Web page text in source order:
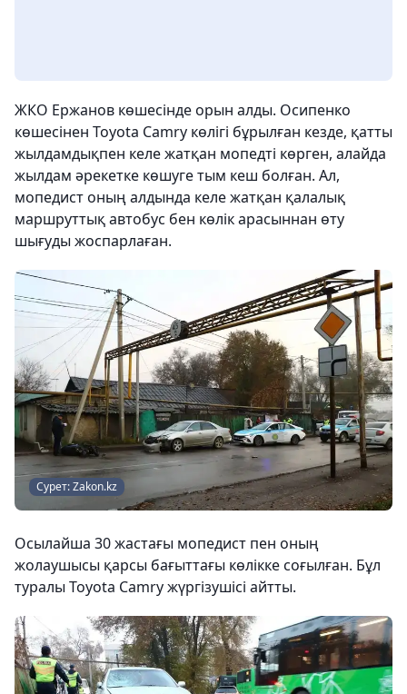
ЖКО Ержанов көшесінде орын алды. Осипенко
көшесінен Toyota Camry көлігі бұрылған кезде, қатты
жылдамдықпен келе жатқан мопедті көрген, алайда
жылдам әрекетке көшуге тым кеш болған. Ал,
мопедист оның алдында келе жатқан қалалық
маршруттық автобус бен көлік арасыннан өту
шығуды жоспарлаған.
Сурет: Zakon.kz
Осылайша 30 жастағы мопедист пен оның
жолаушысы қарсы бағыттағы көлікке соғылған. Бұл
туралы Toyota Camry жүргізушісі айтты.